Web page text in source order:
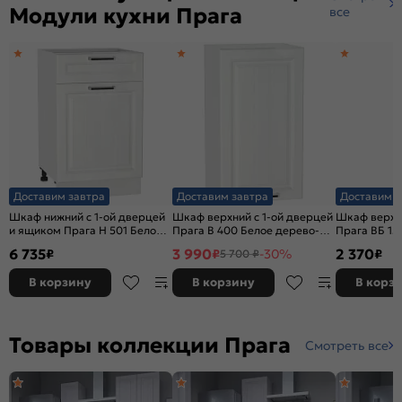
Модули кухни Прага
все
Доставим завтра
Шкаф нижний с 1-ой дверцей
и ящиком Прага Н 501 Белое
6 735₽
В корзину
Доставим завтра
Шкаф верхний с 1-ой дверцей
Прага В 400 Белое дерево-
3 990₽5 700 ₽-30%
В корзину
Доставим
Шкаф
Прага ВБ
2 370₽
В
Товары коллекции Прага Смотреть все